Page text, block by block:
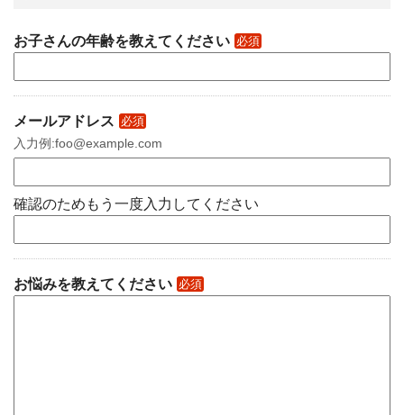
お子さんの年齢を教えてください 必須
メールアドレス 必須
入力例:foo@example.com
確認のためもう一度入力してください
お悩みを教えてください 必須